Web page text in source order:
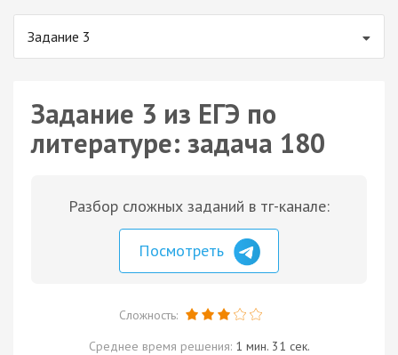
Задание 3
Задание 3 из ЕГЭ по
литературе: задача 180
Разбор сложных заданий в тг-канале:
Посмотреть
Сложность:
Среднее время решения: 1 мин. 31 сек.